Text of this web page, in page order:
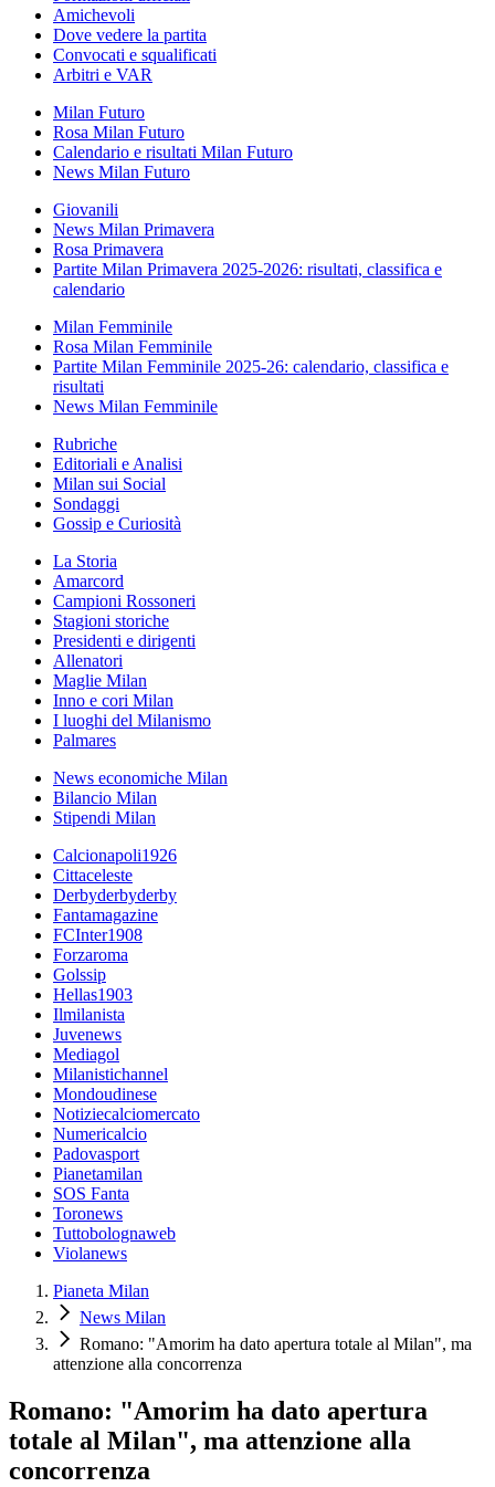
Amichevoli
Dove vedere la partita
Convocati e squalificati
Arbitri e VAR
Milan Futuro
Rosa Milan Futuro
Calendario e risultati Milan Futuro
News Milan Futuro
Giovanili
News Milan Primavera
Rosa Primavera
Partite Milan Primavera 2025-2026: risultati, classifica e
calendario
Milan Femminile
Rosa Milan Femminile
Partite Milan Femminile 2025-26: calendario, classifica e
risultati
News Milan Femminile
Rubriche
Editoriali e Analisi
Milan sui Social
Sondaggi
Gossip e Curiosità
La Storia
Amarcord
Campioni Rossoneri
Stagioni storiche
Presidenti e dirigenti
Allenatori
Maglie Milan
Inno e cori Milan
I luoghi del Milanismo
Palmares
News economiche Milan
Bilancio Milan
Stipendi Milan
Calcionapoli1926
Cittaceleste
Derbyderbyderby
Fantamagazine
FCInter1908
Forzaroma
Golssip
Hellas1903
Ilmilanista
Juvenews
Mediagol
Milanistichannel
Mondoudinese
Notiziecalciomercato
Numericalcio
Padovasport
Pianetamilan
SOS Fanta
Toronews
Tuttobolognaweb
Violanews
Pianeta Milan
News Milan
Romano: "Amorim ha dato apertura totale al Milan", ma
attenzione alla concorrenza
Romano: "Amorim ha dato apertura
totale al Milan", ma attenzione alla
concorrenza